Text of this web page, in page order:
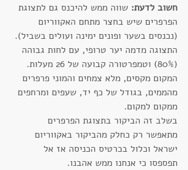
חשוב לדעת: שווה ממש להיכנס גם לתצוגת
הפרפרים שיש בחצר מתחם האקווריום
(נכנסים בשער ופונים ימינה ועולים בשביל).
התצוגה מדמה יער טרופי, עם לחות גבוהה
(80%) וטמפרטורה קבועה של 26 מעלות.
המקום מקסים, מלא צמחים והמוני פרפרים
מהממים, בגודל של כף יד, שעפים ומרחפים
ממקום למקום.
בשלב זה הביקור בתצוגת הפרפרים
מתאפשר רק כחלק מהביקור באקווריום
ישראל וכלול בכרטיס הכניסה אז אל
תפספסו כי אנחנו ממש אהבנו.